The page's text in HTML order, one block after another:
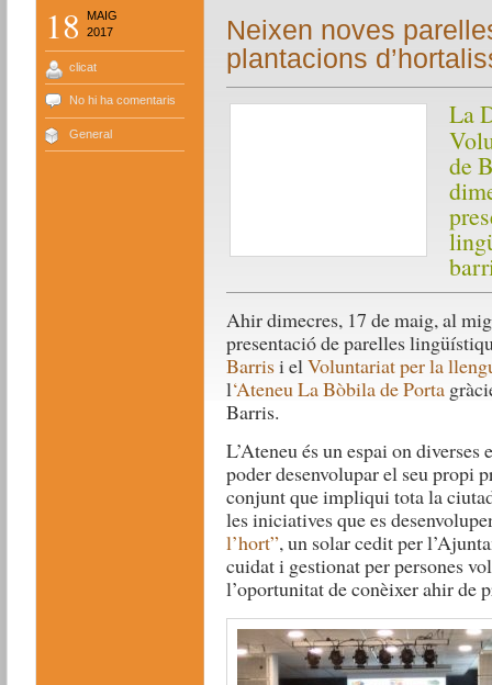
18
MAIG
2017
clicat
No hi ha comentaris
General
Neixen noves
plantacions
La
de
Ahir dimecres, 17 de maig, al
presentació de parelles
Barrisi el Voluntariat per la
l‘Ateneu La Bòbila de Porta
Barris.
L’Ateneu és un espai on
poder desenvolupar el seu propi
conjunt que impliqui tota la
les iniciatives que es
l’hort”, un solar cedit per
cuidat i gestionat per persones
l’oportunitat de conèixer ahir de